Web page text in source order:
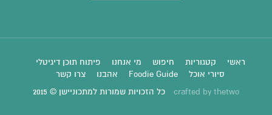
ראשי קטגוריות חיפוש מי אנחנו
פיתוח תוכן דיגיטלי
סיורי אוכל
Foodie Guide אהבנו צרו קשר
crafted by thetwo כל הזכויות שמורות למתכוניישן © 2015